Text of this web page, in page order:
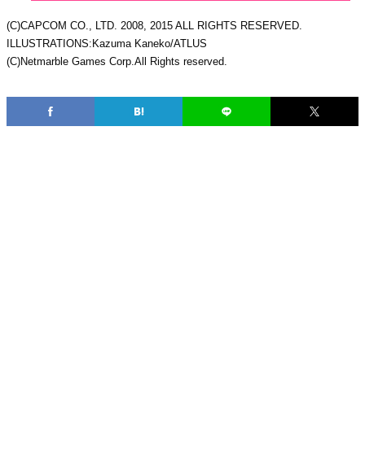
(C)CAPCOM CO., LTD. 2008, 2015 ALL RIGHTS RESERVED.
ILLUSTRATIONS:Kazuma Kaneko/ATLUS
(C)Netmarble Games Corp.All Rights reserved.